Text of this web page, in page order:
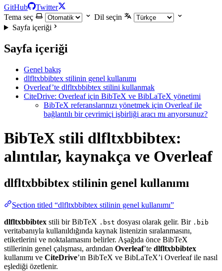
GitHub
Twitter
Tema seç
Dil seçin
Sayfa içeriği
Sayfa içeriği
Genel bakış
dlfltxbbibtex stilinin genel kullanımı
Overleaf’te dlfltxbbibtex stilini kullanmak
CiteDrive: Overleaf için BibTeX ve BibLaTeX yönetimi
BibTeX referanslarınızı yönetmek için Overleaf ile
bağlantılı bir çevrimiçi işbirliği aracı mı arıyorsunuz?
BibTeX stili dlfltxbbibtex:
alıntılar, kaynakça ve Overleaf
dlfltxbbibtex stilinin genel kullanımı
Section titled “dlfltxbbibtex stilinin genel kullanımı”
dlfltxbbibtex stili bir BibTeX .bst dosyası olarak gelir. Bir .bib
veritabanıyla kullanıldığında kaynak listenizin sıralanmasını,
etiketlerini ve noktalamasını belirler. Aşağıda önce BibTeX
stillerinin genel çalışması, ardından Overleaf’te dlfltxbbibtex
kullanımı ve CiteDrive’ın BibTeX ve BibLaTeX’i Overleaf ile nasıl
eşlediği özetlenir.